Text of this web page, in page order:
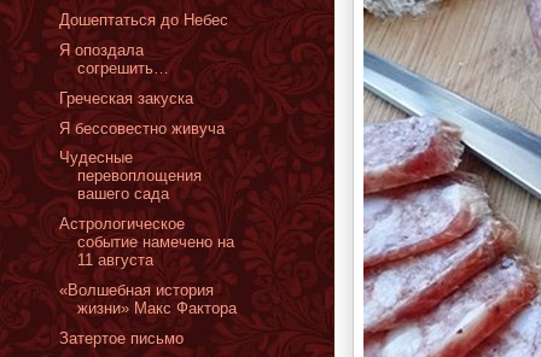
Дошептаться до Небес
Я опоздала
согрешить…
Греческая закуска
Я бессовестно живуча
Чудесные
перевоплощения
вашего сада
Астрологическое
событие намечено на
11 августа
«Волшебная история
жизни» Макс Фактора
Затертое письмо